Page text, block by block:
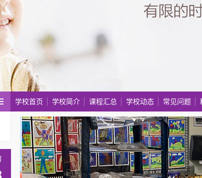
学校首页 学校简介 课程汇总 学校动态 常见问题